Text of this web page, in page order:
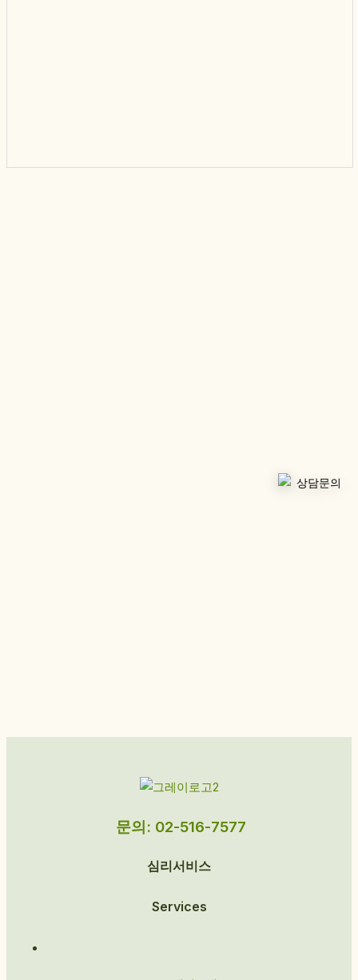
문의: 02-516-7577
심리서비스
Services